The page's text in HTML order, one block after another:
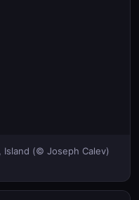
Island (© Joseph Calev)